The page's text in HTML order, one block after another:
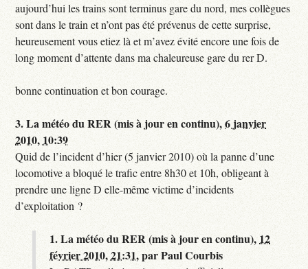
aujourd’hui les trains sont terminus gare du nord, mes collègues
sont dans le train et n’ont pas été prévenus de cette surprise,
heureusement vous etiez là et m’avez évité encore une fois de
long moment d’attente dans ma chaleureuse gare du rer D.
bonne continuation et bon courage.
3.La météo du RER (mis à jour en continu),6 janvier
2010, 10:39
Quid de l’incident d’hier (5 janvier 2010) où la panne d’une
locomotive a bloqué le trafic entre 8h30 et 10h, obligeant à
prendre une ligne D elle-même victime d’incidents
d’exploitation ?
1.La météo du RER (mis à jour en continu), 12
février 2010, 21:31,parPaul Courbis